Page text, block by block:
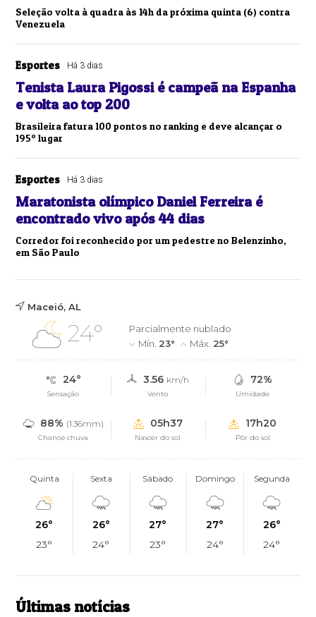
Seleção volta à quadra às 14h da próxima quinta (6) contra
Venezuela
Esportes Há 3 dias
Tenista Laura Pigossi é campeã na Espanha
e volta ao top 200
Brasileira fatura 100 pontos no ranking e deve alcançar o
195º lugar
Esportes Há 3 dias
Maratonista olímpico Daniel Ferreira é
encontrado vivo após 44 dias
Corredor foi reconhecido por um pedestre no Belenzinho,
em São Paulo
Maceió, AL
24°
Parcialmente nublado
Mín. 23° Máx. 25°
24°
Sensação
3.56 km/h
Vento
72%
Umidade
88% (1.36mm)
Chance chuva
05h37
Nascer do sol
17h20
Pôr do sol
Quinta
26°
23°
Sexta
26°
24°
Sábado
27°
23°
Domingo
27°
24°
Segunda
26°
24°
Últimas notícias